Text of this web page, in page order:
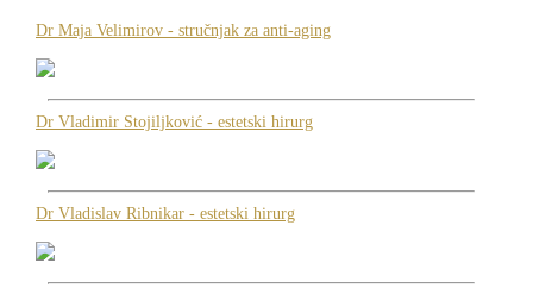
Dr Maja Velimirov - stručnjak za anti-aging
Dr Vladimir Stojiljković - estetski hirurg
Dr Vladislav Ribnikar - estetski hirurg